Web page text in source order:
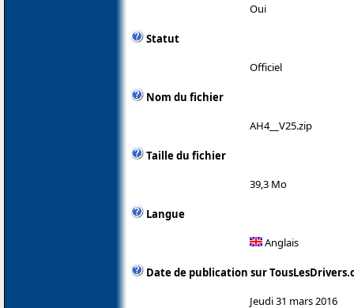
Oui
Statut
Officiel
Nom du fichier
AH4__V25.zip
Taille du fichier
39,3 Mo
Langue
Anglais
Date de publication sur
Jeudi 31 mars 2016